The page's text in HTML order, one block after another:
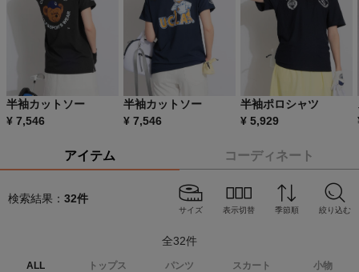
半袖カットソー
¥ 7,546
半袖カットソー
¥ 7,546
半袖ポロシャツ
¥ 5,929
アイテム コーディネート
検索結果： 32件
サイズ 表示切替 季節順 絞り込む
全32件
ALL トップス パンツ スカート 小物